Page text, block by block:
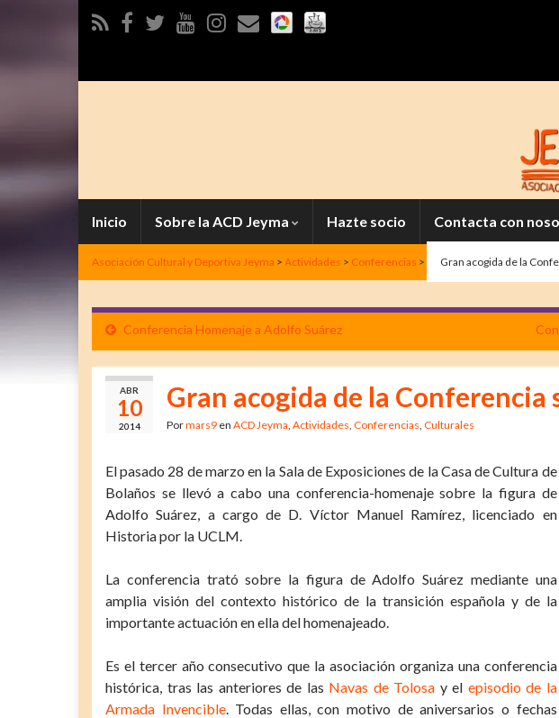
Inicio Sobre la ACD Jeyma Hazte socio Contacta con
Asociación Cultural y Deportiva Jeyma > Actividades > Conferencias > Gran acogida de la
Conferencia Homenaje a Adolfo Suárez
ABR
10
2014
Gran acogida de la Conferencia
Pormars9 en ACD Jeyma Actividades Conferencias Culturales
El pasado 28 de marzo en la Sala de Exposiciones de la Casa de Cultura de
Bolaños se llevó a cabo una conferencia-homenaje sobre la figura de
Adolfo Suárez, a cargo de D. Víctor Manuel Ramírez, licenciado en
Historia por la UCLM.
La conferencia trató sobre la figura de Adolfo Suárez mediante una
amplia visión del contexto histórico de la transición española y de la
importante actuación en ella del homenajeado.
Es el tercer año consecutivo que la asociación organiza una conferencia
histórica, tras las anteriores de las Navas de Tolosa y el episodio de la
Armada Invencible. Todas ellas, con motivo de aniversarios o fechas